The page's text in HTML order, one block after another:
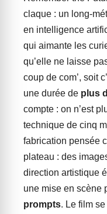
claque : un long-
en intelligence
qui aimante les
qu’elle ne laisse
coup de com’, soit
une durée de plus
compte : on n’est
technique de cinq
fabrication pensée
plateau : des
direction artistique
une mise en scène
prompts. Le film